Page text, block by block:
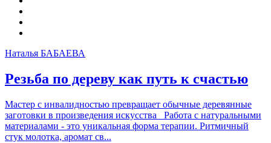
Наталья БАБАЕВА
Резьба по дереву как путь к счастью
Мастер с инвалидностью превращает обычные деревянные
заготовки в произведения искусства Работа с натуральными
материалами - это уникальная форма терапии. Ритмичный
стук молотка, аромат св...